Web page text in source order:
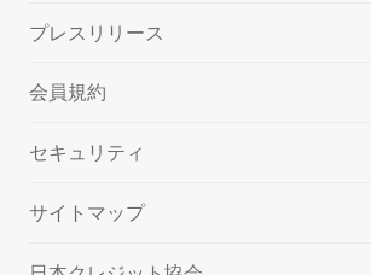
プレスリリース
会員規約
セキュリティ
サイトマップ